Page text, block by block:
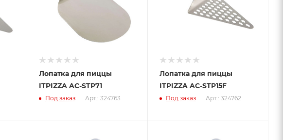
Лопатка для пиццы
ITPIZZA AC-STP71
Под заказ Арт.: 324763
Лопатка для пиццы
ITPIZZA AC-STP15F
Под заказ Арт.: 324762